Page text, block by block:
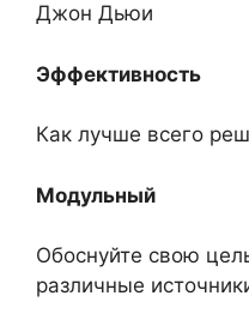
Джон Дьюи
Эффективность
Как лучше всего
Модульный
Обоснуйте свою
различные